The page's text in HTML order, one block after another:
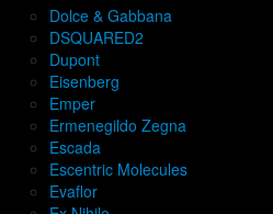
Dolce & Gabbana
DSQUARED2
Dupont
Eisenberg
Emper
Ermenegildo Zegna
Escada
Escentric Molecules
Evaflor